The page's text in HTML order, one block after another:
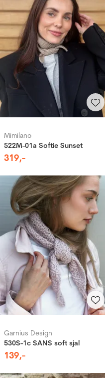
Mimilano
522M-01a Softie Sunset
319,-
Garnius Design
530S-1c SANS soft sjal
139,-